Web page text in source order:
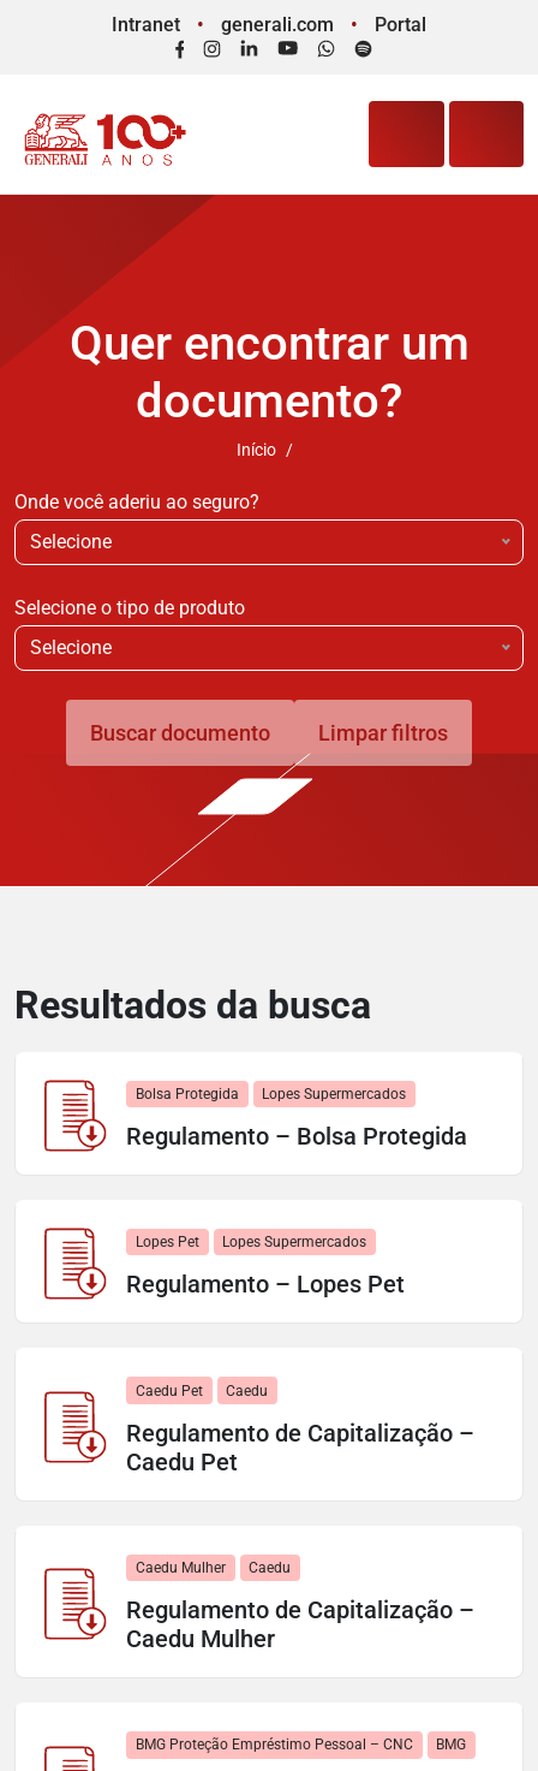
Intranet generali.com
Portal
FacebookInstagram
LinkedInYouTubeWhatsApp
Spotify
Quer encontrar um
documento?
Início
Onde você aderiu ao seguro?
Selecione
Selecione o tipo de produto
Selecione
Buscar documento Limpar filtros
Resultados da busca
Bolsa Protegida Lopes Supermercados
Regulamento – Bolsa Protegida
Lopes Pet Lopes Supermercados
Regulamento – Lopes Pet
Caedu Pet Caedu
Regulamento de Capitalização –
Caedu Pet
Caedu Mulher Caedu
Regulamento de Capitalização –
Caedu Mulher
BMG Proteção Empréstimo Pessoal – CNC BMG